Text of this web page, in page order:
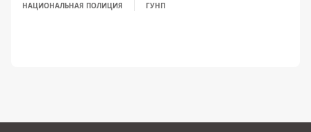
НАЦИОНАЛЬНАЯ ПОЛИЦИЯ ГУНП